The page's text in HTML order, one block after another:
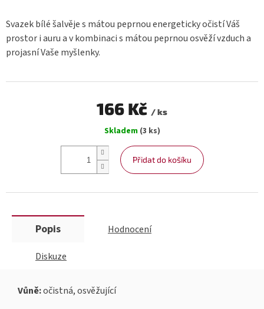
Svazek bílé šalvěje s mátou peprnou energeticky očistí Váš
prostor i auru a v kombinaci s mátou peprnou osvěží vzduch a
projasní Vaše myšlenky.
166 Kč / ks
cena:
Skladem (3 ks)
Přidat do košíku
Popis Hodnocení
Diskuze
Vůně:očistná, osvěžující